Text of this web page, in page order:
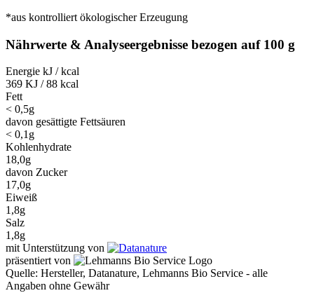
*aus kontrolliert ökologischer Erzeugung
Nährwerte & Analyseergebnisse bezogen auf 100 g
Energie kJ / kcal
369 KJ / 88 kcal
Fett
< 0,5g
davon gesättigte Fettsäuren
< 0,1g
Kohlenhydrate
18,0g
davon Zucker
17,0g
Eiweiß
1,8g
Salz
1,8g
mit Unterstützung von
präsentiert von
Quelle: Hersteller, Datanature, Lehmanns Bio Service - alle
Angaben ohne Gewähr